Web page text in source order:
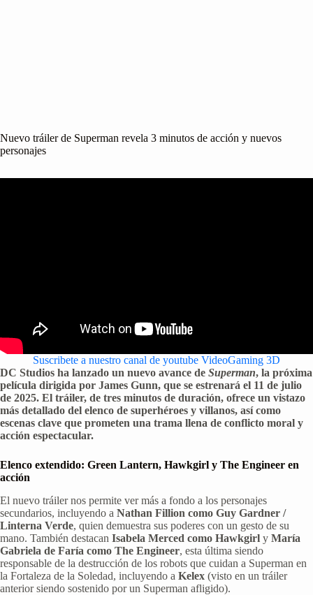
Nuevo tráiler de Superman revela 3 minutos de acción y nuevos
personajes
Suscribete a nuestro canal de youtube VideoGaming 3D
DC Studios ha lanzado un nuevo avance de Superman, la próxima
película dirigida por James Gunn, que se estrenará el 11 de julio
de 2025. El tráiler, de tres minutos de duración, ofrece un vistazo
más detallado del elenco de superhéroes y villanos, así como
escenas clave que prometen una trama llena de conflicto moral y
acción espectacular.
Elenco extendido: Green Lantern, Hawkgirl y The Engineer en
acción
El nuevo tráiler nos permite ver más a fondo a los personajes
secundarios, incluyendo a Nathan Fillion como Guy Gardner /
Linterna Verde, quien demuestra sus poderes con un gesto de su
mano. También destacan Isabela Merced como Hawkgirl y María
Gabriela de Faría como The Engineer, esta última siendo
responsable de la destrucción de los robots que cuidan a Superman en
la Fortaleza de la Soledad, incluyendo a Kelex (visto en un tráiler
anterior siendo sostenido por un Superman afligido).